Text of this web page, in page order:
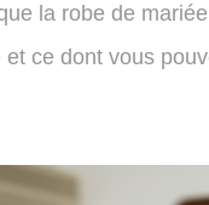
la robe de
ce dont vous